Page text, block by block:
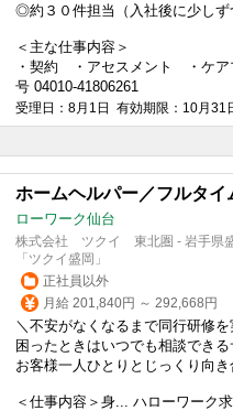
◎約３０件担当（入社後に少しず
＜主な仕事内容＞
・契約 ・アセスメント ・ケ
号 04010-41806261
受理日：8月1日 有効期限：10月31
ホームヘルパー／フルタイ
ローワーク仙台
株式会社 ツクイ 東北圏 - 岩手県
「ツクイ盛岡」
正社員以外
月給 201,840円 ～ 292,668円
＼不安がなくなるまで同行研修
困ったときはいつでも相談でき
お客様一人ひとりとじっくり向
＜仕事内容＞身... ハローワーク